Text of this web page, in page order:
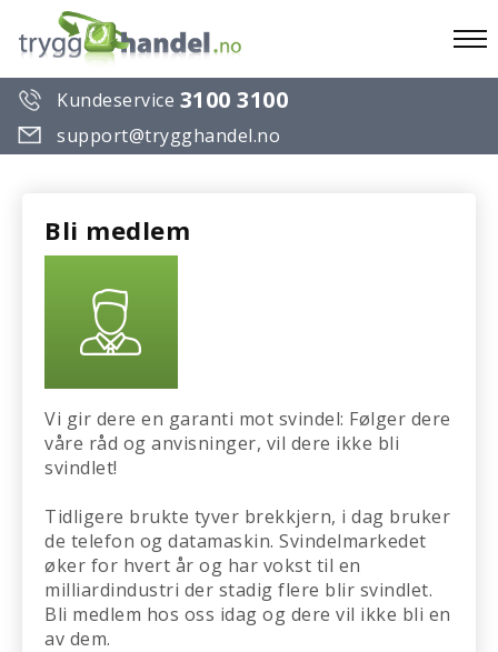
Kundeservice 3100 3100
support@trygghandel.no
Bli medlem
Vi gir dere en garanti mot svindel: Følger dere
våre råd og anvisninger, vil dere ikke bli
svindlet!
Tidligere brukte tyver brekkjern, i dag bruker
de telefon og datamaskin. Svindelmarkedet
øker for hvert år og har vokst til en
milliardindustri der stadig flere blir svindlet.
Bli medlem hos oss idag og dere vil ikke bli en
av dem.